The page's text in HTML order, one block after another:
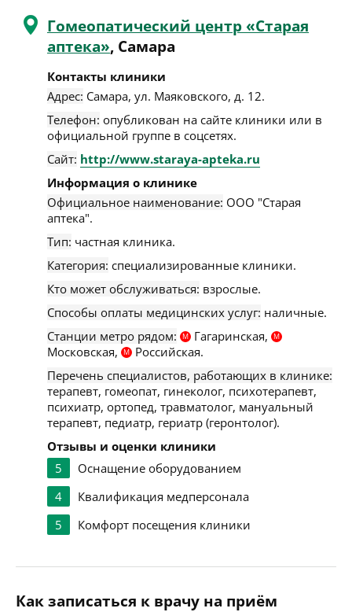
Гомеопатический центр «Старая
аптека», Самара
Контакты клиники
Адрес: Самара, ул. Маяковского, д. 12.
Телефон: опубликован на сайте клиники или в
официальной группе в соцсетях.
Сайт: http://www.staraya-apteka.ru
Информация о клинике
Официальное наименование: ООО "Старая
аптека".
Тип: частная клиника.
Категория: специализированные клиники.
Кто может обслуживаться: взрослые.
Способы оплаты медицинских услуг: наличные.
Станции метро рядом:
М Гагаринская, М
Московская, М
Российская.
Перечень специалистов, работающих в клинике:
терапевт, гомеопат, гинеколог, психотерапевт,
психиатр, ортопед, травматолог, мануальный
терапевт, педиатр, гериатр (геронтолог).
Отзывы и оценки клиники
5
Оснащение оборудованием
4
Квалификация медперсонала
5
Комфорт посещения клиники
Как записаться к врачу на приём